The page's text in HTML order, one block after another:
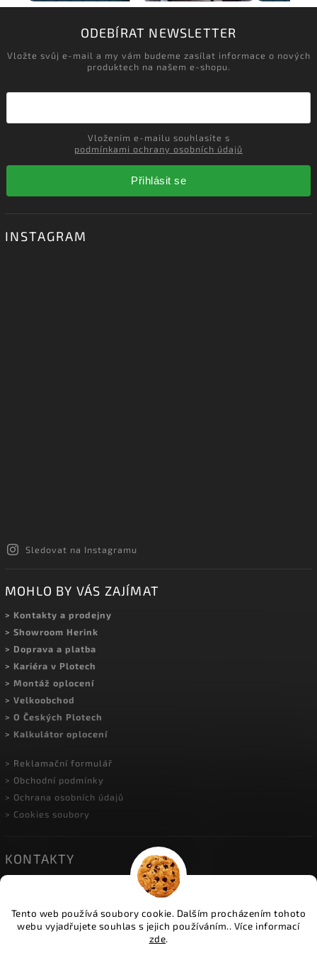
Tento web používá soubory cookie. Dalším procházením tohoto
webu vyjadřujete souhlas s jejich používáním.. Více informací
zde.
ODEBÍRAT NEWSLETTER
Vložte svůj e-mail a my vám budeme zasílat informace o nových
produktech na našem e-shopu.
podmínkami ochrany osobních údajů
Přihlásit se
INSTAGRAM
Sledovat na Instagramu
MOHLO BY VÁS ZAJÍMAT
> Kontakty a prodejny
> Showroom Herink
> Doprava a platba
> Kariéra v Plotech
> Montáž oplocení
> Velkoobchod
> O Českých Plotech
> Kalkulátor oplocení
> Reklamační formulář
> Obchodní podmínky
> Ochrana osobních údajů
> Cookies soubory
KONTAKTY
| Do Višňovky 10; 251 01 Herink
| +420 774 600 934
| info@ceskeploty.cz